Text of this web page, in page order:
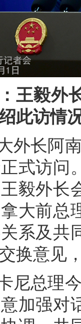
王毅外
此访情
外长阿
式访问
毅外长
大前总
系及共
换意见
尼总理
加强对